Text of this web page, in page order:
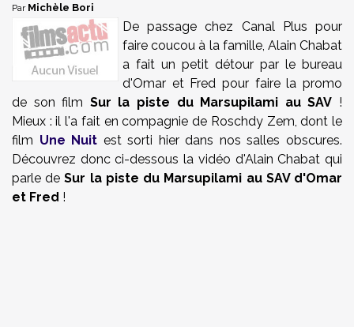
Par Michèle Bori
De passage chez Canal Plus pour
faire coucou à la famille, Alain Chabat
a fait un petit détour par le bureau
d'Omar et Fred pour faire la promo
de son film Sur la piste du Marsupilami au SAV !
Mieux : il l'a fait en compagnie de Roschdy Zem, dont le
film Une Nuit est sorti hier dans nos salles obscures.
Découvrez donc ci-dessous la vidéo d'Alain Chabat qui
parle deSur la piste du Marsupilami au SAV d'Omar
et Fred !